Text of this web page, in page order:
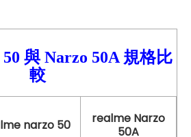
與 Narzo 50A 規格比
較
narzo 50
realme Narzo
50A